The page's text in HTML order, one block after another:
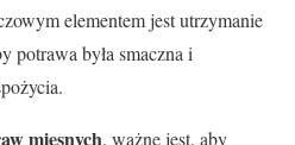
elementem jest utrzymanie
potrawa była smaczna i
mięsnych, ważne jest, aby